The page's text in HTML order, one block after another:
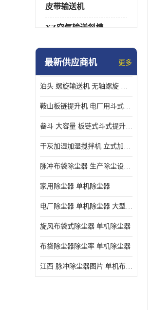
皮带输送机
XZ空气输送斜槽
通风蝶阀/百叶阀
气旋混动喷淋塔
N-TGD钢丝胶带斗式提升机
最新供应商机 更多
泊头 螺旋输送机 无轴螺旋 污泥螺旋输送机 规格齐全
鞍山板链提升机 电厂用斗式提升机 规格齐全
畚斗 大容量 板链式斗式提升机 正康斗提机厂家
干灰加湿加湿搅拌机 立式加湿机消化机 双轴
脉冲布袋除尘器 生产除尘设备厂家
家用除尘器 单机除尘器
电厂除尘器 单机除尘器 大型除尘器制作厂家
旋风布袋式除尘器 单机除尘器
布袋除尘器除尘率 单机除尘器
江西 脉冲除尘器图片 单机布袋除尘器 规格齐全